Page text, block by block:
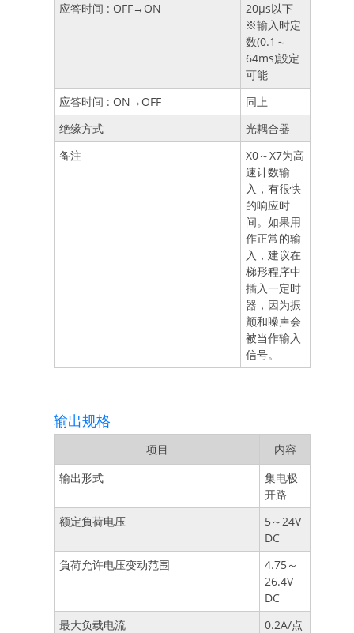
应答时间 : OFF→ON
20μs以下
※输入时定
数(0.1～
64ms)設定
可能
应答时间 : ON→OFF
同上
绝缘方式
光耦合器
备注
X0～X7为高
速计数输
入，有很快
的响应时
间。如果用
作正常的输
入，建议在
梯形程序中
插入一定时
器，因为振
颤和噪声会
被当作输入
信号。
输出规格
项目
内容
输出形式
集电极
开路
额定負荷电压
5～24V
DC
負荷允许电压变动范围
4.75～
26.4V
DC
最大负载电流
0.2A/点